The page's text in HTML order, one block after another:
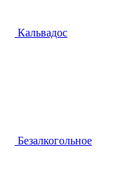
Кальвадос
Безалкогольное